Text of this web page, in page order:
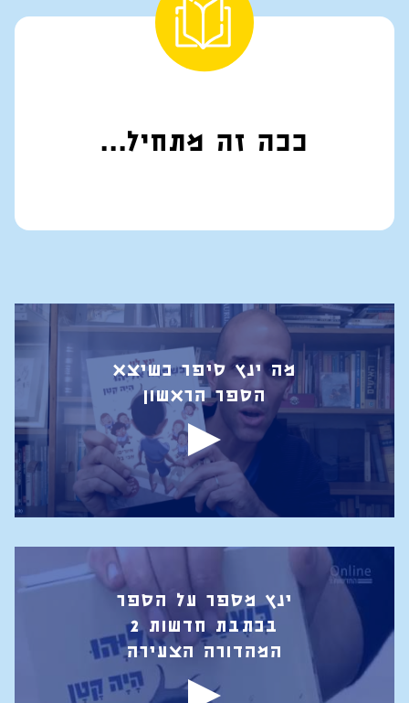
ככה זה מתחיל...
מה ינץ סיפר כשיצא
הספר הראשון
ינץ מספר על הספר
בכתבת חדשות 2
המהדורה הצעירה